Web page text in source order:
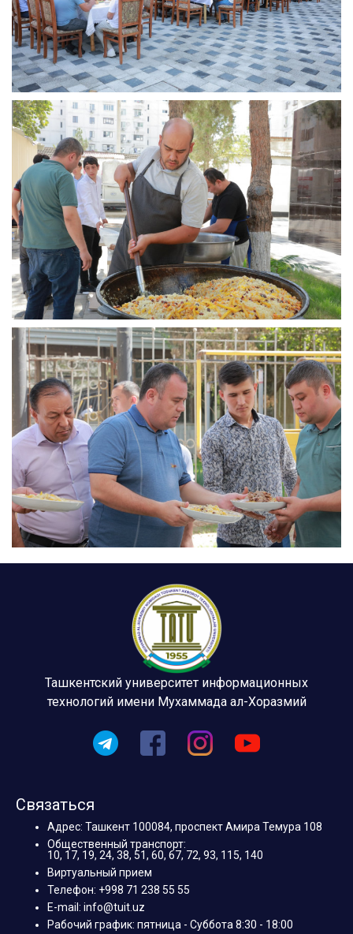
Ташкентский университет информационных
технологий имени Мухаммада ал-Хоразмий
Связаться
Адрес: Ташкент 100084, проспект Амира Темура 108
Общественный транспорт:
10, 17, 19, 24, 38, 51, 60, 67, 72, 93, 115, 140
Виртуальный прием
Телефон: +998 71 238 55 55
E-mail: info@tuit.uz
Рабочий график: пятница - Суббота 8:30 - 18:00